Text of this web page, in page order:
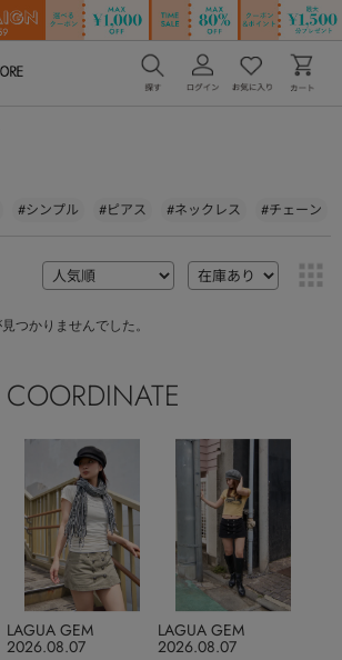
#シンプル #ピアス #ネックレス #チェーン
つかりませんでした。
COORDINATE
2026.08.07
LAGUA GEM
2026.08.07
LAGUA GEM